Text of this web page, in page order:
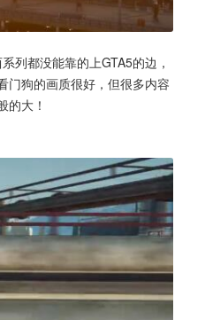
列都没能靠的上GTA5的边，
门狗的画质很好，但很多内容
的大！